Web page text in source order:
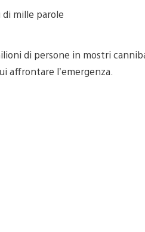
mille parole
di persone in mostri
affrontare l’emergenza.